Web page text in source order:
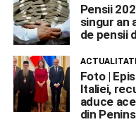
Pensii
singur an
de pensii
Foto |
Italiei,
aduce
din